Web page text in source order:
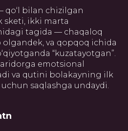
qo‘l bilan chizilgan
sketi, ikki marta
tagida — chaqaloq
va qopqoq ichida
“kuzatayotgan”.
emotsional
va qutini bolakayning ilk
saqlashga undaydi.